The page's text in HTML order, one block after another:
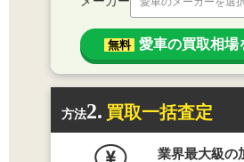
無料 愛車の買取相場
方法2. 買取一括査定
業界最大級の